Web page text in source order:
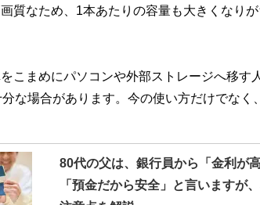
質なため、1本あたりの容量も大きくなり
こまめにパソコンや外部ストレージへ移す
な場合があります。今の使い方だけでな
80代の父は、銀行員から「金利が
「預金だから安全」と言いますが